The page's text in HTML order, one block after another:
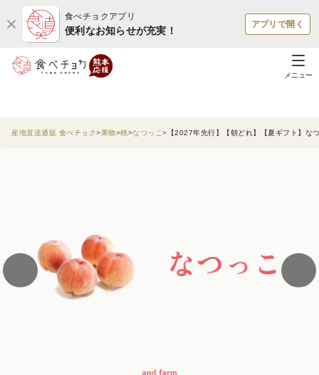
食べチョクアプリ
便利なお知らせが充実！
アプリで開く
メニュー
産地直送通販 食べチョク 果物 桃 なつっこ 【2027年先行】【朝どれ】【夏ギフト】